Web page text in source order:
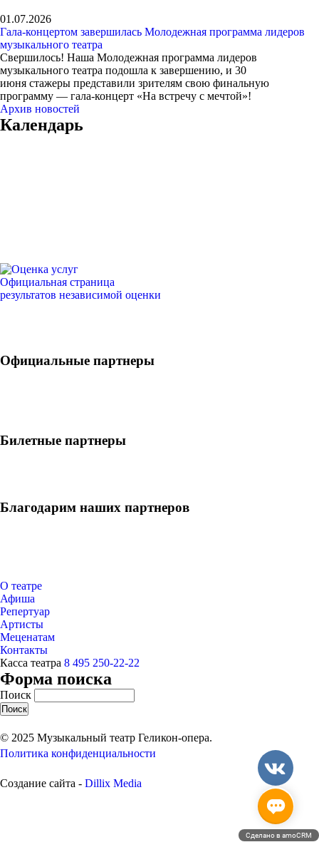
01.07.2026
Гала-концертом завершилась Молодежная программа лидеров
музыкального театра
Свершилось! Наша Молодежная программа лидеров
музыкального театра подошла к завершению, и 30
июня стажеры представили зрителям свою финальную
программу — гала-концерт «На встречу с мечтой»!
Архив новостей
Календарь
Официальная страница
результатов независимой оценки
Официальные партнеры
Билетные партнеры
Благодарим наших партнеров
О театре
Афиша
Репертуар
Артисты
Меценатам
Контакты
Касса театра 8 495 250-22-22
Форма поиска
Поиск
© 2025 Музыкальный театр Геликон-опера.
Политика конфиденциальности
Создание сайта - Dillix Media
Сделано в amoCRM